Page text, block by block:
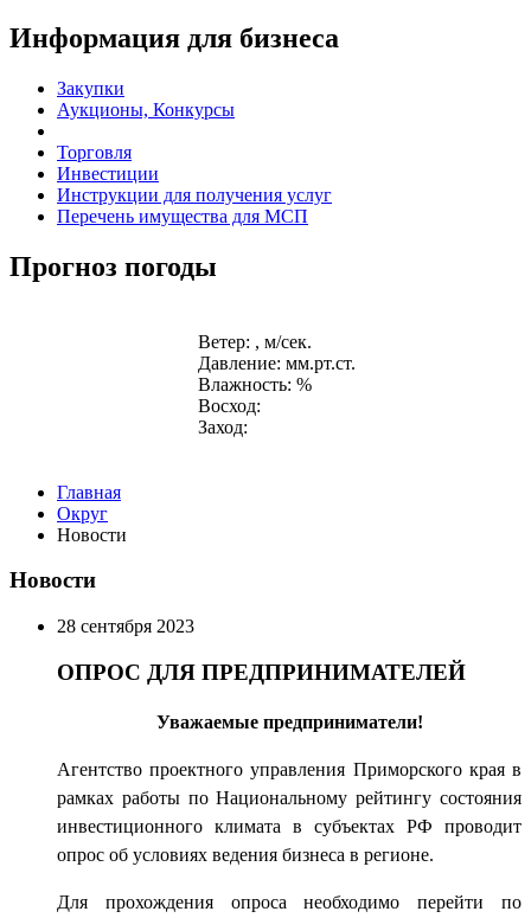
Информация для бизнеса
Закупки
Аукционы, Конкурсы
Торговля
Инвестиции
Инструкции для получения услуг
Перечень имущества для МСП
Прогноз погоды
Ветер: , м/сек.
Давление: мм.рт.ст.
Влажность: %
Восход:
Заход:
Главная
Округ
Новости
Новости
28 сентября 2023
ОПРОС ДЛЯ ПРЕДПРИНИМАТЕЛЕЙ
Уважаемые предприниматели!
Агентство проектного управления Приморского края в
рамках работы по Национальному рейтингу состояния
инвестиционного климата в субъектах РФ проводит
опрос об условиях ведения бизнеса в регионе.
Для прохождения опроса необходимо перейти по